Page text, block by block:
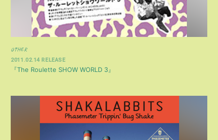
OTHER
2011.02.14 RELEASE
『The Roulette SHOW WORLD 3』